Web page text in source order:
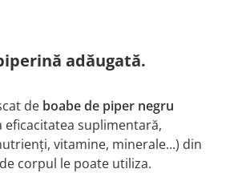
adăugată.
de boabe de piper negru
eficacitatea suplimentară,
vitamine, minerale...) din
corpul le poate utiliza.